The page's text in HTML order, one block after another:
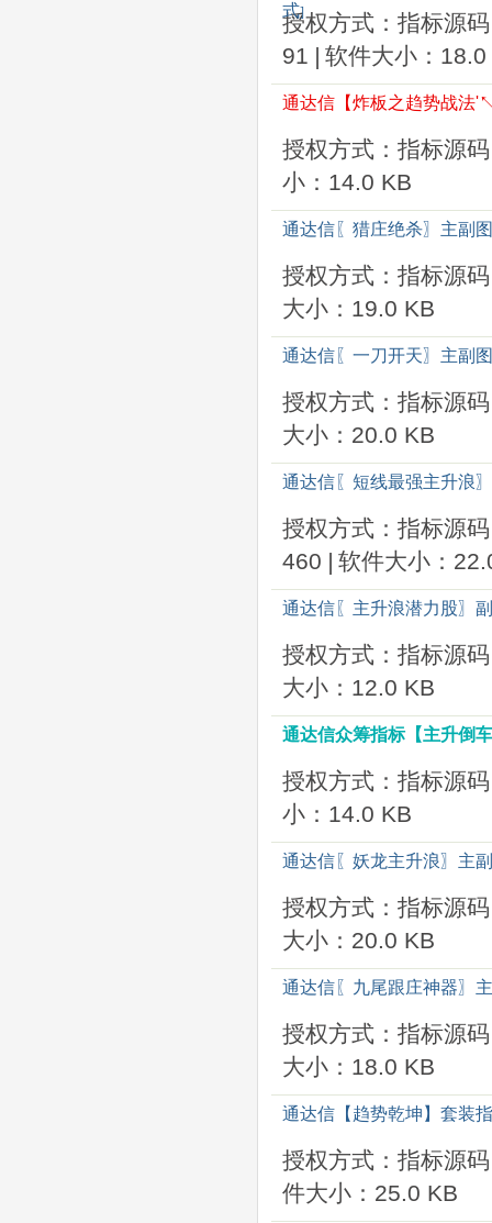
式]
授权方式：指标源码
91 | 软件大小：18.0
通达信【炸板之趋势战法
授权方式：指标源码
小：14.0 KB
通达信〖猎庄绝杀〗主副
授权方式：指标源码
大小：19.0 KB
通达信〖一刀开天〗主副
授权方式：指标源码
大小：20.0 KB
通达信〖短线最强主升浪
授权方式：指标源码
460 | 软件大小：
通达信〖主升浪潜力股〗
授权方式：指标源码
大小：12.0 KB
通达信众筹指标【主升倒
授权方式：指标源码
小：14.0 KB
通达信〖妖龙主升浪〗主
授权方式：指标源码
大小：20.0 KB
通达信〖九尾跟庄神器〗
授权方式：指标源码
大小：18.0 KB
通达信【趋势乾坤】套装
授权方式：指标源码
件大小：25.0 KB